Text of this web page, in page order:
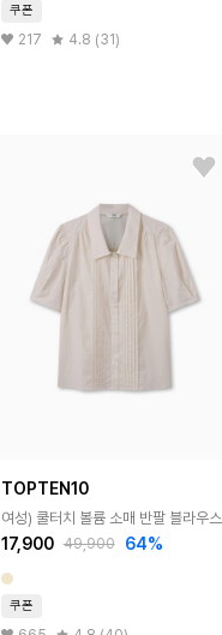
쿠폰
217 4.8 (31)
TOPTEN10
여성) 쿨터치 볼륨 소매 반팔 블라우스
17,900 49,900 64%
쿠폰